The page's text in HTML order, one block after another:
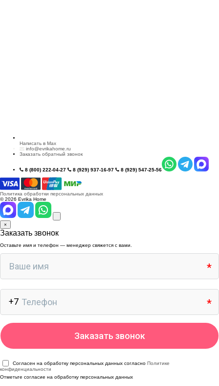
Написать в Max
info@evrikahome.ru
Заказать обратный звонок
8 (800) 222-04-27 8 (929) 937-16-97 8 (929) 547-25-56
Политика обработки персональных данных
© 2026 Evrika Home
×
Заказать звонок
Оставьте имя и телефон — менеджер свяжется с вами.
Согласен на обработку персональных данных согласно Политике
конфиденциальности
Отметьте согласие на обработку персональных данных